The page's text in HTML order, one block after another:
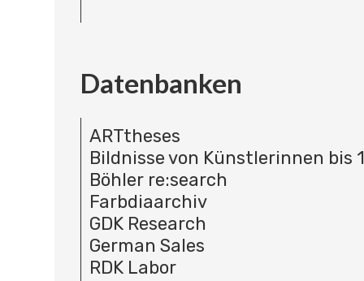
Datenbanken
ARTtheses
Bildnisse von Künstlerinnen bis
Böhler re:search
Farbdiaarchiv
GDK Research
German Sales
RDK Labor